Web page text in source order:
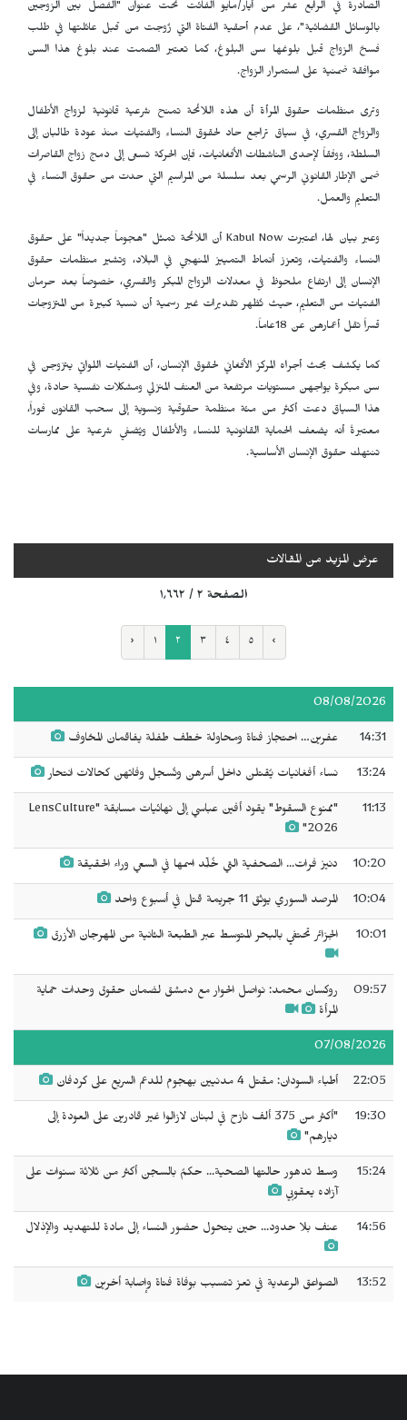
الصادرة في الرابع عشر من أيار/مايو الفائت تحت عنوان "الفصل بين الزوجين
بالوسائل القضائية"، على عدم أحقية الفتاة التي زُوجت من قبل عائلتها في طلب
فسخ الزواج قبل بلوغها سن البلوغ، كما تعتبر الصمت عند بلوغ هذا السن
موافقة ضمنية على استمرار الزواج.
وترى منظمات حقوق المرأة أن هذه اللائحة تمنح شرعية قانونية لزواج الأطفال
والزواج القسري، في سياق تراجع حاد لحقوق النساء والفتيات منذ عودة طالبان إلى
السلطة، ووفقاً لإحدى الناشطات الأفغانيات، فإن الحركة تسعى إلى دمج زواج القاصرات
ضمن الإطار القانوني الرسمي بعد سلسلة من المراسيم التي حدت من حقوق النساء في
التعليم والعمل.
وعبر بيان لها، اعتبرت Kabul Now أن اللائحة تمثل "هجوماً جديداً" على حقوق
النساء والفتيات، وتعزز أنماط التمييز المنهجي في البلاد، وتشير منظمات حقوق
الإنسان إلى ارتفاع ملحوظ في معدلات الزواج المبكر والقسري، خصوصاً بعد حرمان
الفتيات من التعليم، حيث تُظهر تقديرات غير رسمية أن نسبة كبيرة من المتزوجات
قسراً تقل أعمارهن عن 18عاماً.
كما يكشف بحث أجراه المركز الأفغاني لحقوق الإنسان، أن الفتيات اللواتي يتزوجن في
سن مبكرة يواجهن مستويات مرتفعة من العنف المنزلي ومشكلات نفسية حادة، وفي
هذا السياق دعت أكثر من مئة منظمة حقوقية ونسوية إلى سحب القانون فوراً،
معتبرةً أنه يضعف الحماية القانونية للنساء والأطفال ويُضفي شرعية على ممارسات
تنتهك حقوق الإنسان الأساسية.
عرض المزيد من المقالات
الصفحة ٢ / ١٬٦٦٢
‹ ١ ٢ ٣ ٤ ٥ ›
08/08/2026
14:31 عفرين… احتجاز فتاة ومحاولة خطف طفلة يفاقمان المخاوف
13:24 نساء أفغانيات يُقتلن داخل أسرهن وتُسجل وفاتهن كحالات انتحار
11:13
"ممنوع السقوط" يقود أفين عباسي إلى نهائيات مسابقة "LensCulture
2026"
10:20 دنيز فرات... الصحفية التي خُلِّد اسمها في السعي وراء الحقيقة
10:04 المرصد السوري يوثق 11 جريمة قتل في أسبوع واحد
10:01 الجزائر تحتفي بالبحر المتوسط عبر الطبعة الثانية من المهرجان الأزرق
09:57
روكسان محمد: نواصل الحوار مع دمشق لضمان حقوق وحدات حماية
المرأة
07/08/2026
22:05 أطباء السودان: مقتل 4 مدنيين بهجوم للدعم السريع على كردفان
19:30
"أكثر من 375 ألف نازح في لبنان لازالوا غير قادرين على العودة إلى
ديارهم"
15:24
وسط تدهور حالتها الصحية... حكمٌ بالسجن ‌‌‌أكثر من ثلاثة سنوات على
آزاده يعقوبي
14:56 عنف بلا حدود... حين يتحول حضور النساء إلى مادة للتهديد والإذلال
13:52 الصواعق الرعدية في تعز تتسبب بوفاة فتاة وإصابة أخرين